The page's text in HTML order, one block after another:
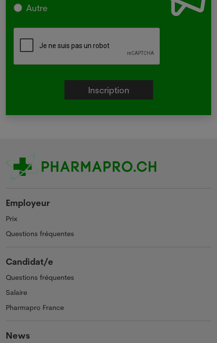
Autre
Employeur
Prix
Questions fréquentes
Candidat/e
Questions fréquentes
Salaire
Pharmapro France
News